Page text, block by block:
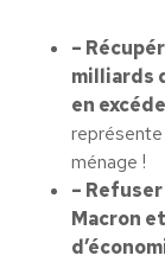
–
milliards
en
ménage !
–
Macron